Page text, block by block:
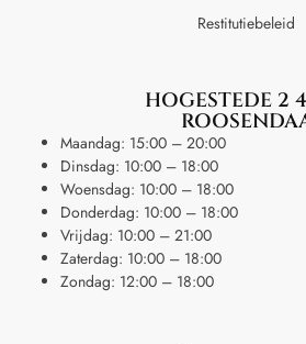
Restitutiebeleid
HOGESTEDE 2
Maandag: 15:00 – 20:00
Dinsdag: 10:00 – 18:00
Woensdag: 10:00 – 18:00
Donderdag: 10:00 – 18:00
Vrijdag: 10:00 – 21:00
Zaterdag: 10:00 – 18:00
Zondag: 12:00 – 18:00